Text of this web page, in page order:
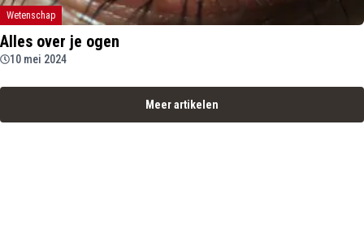
Wetenschap
Alles over je ogen
10 mei 2024
Meer artikelen